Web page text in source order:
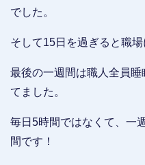
でした。
そして15日を過ぎると職
最後の一週間は職人全員
てました。
毎日5時間ではなくて、一
間です！